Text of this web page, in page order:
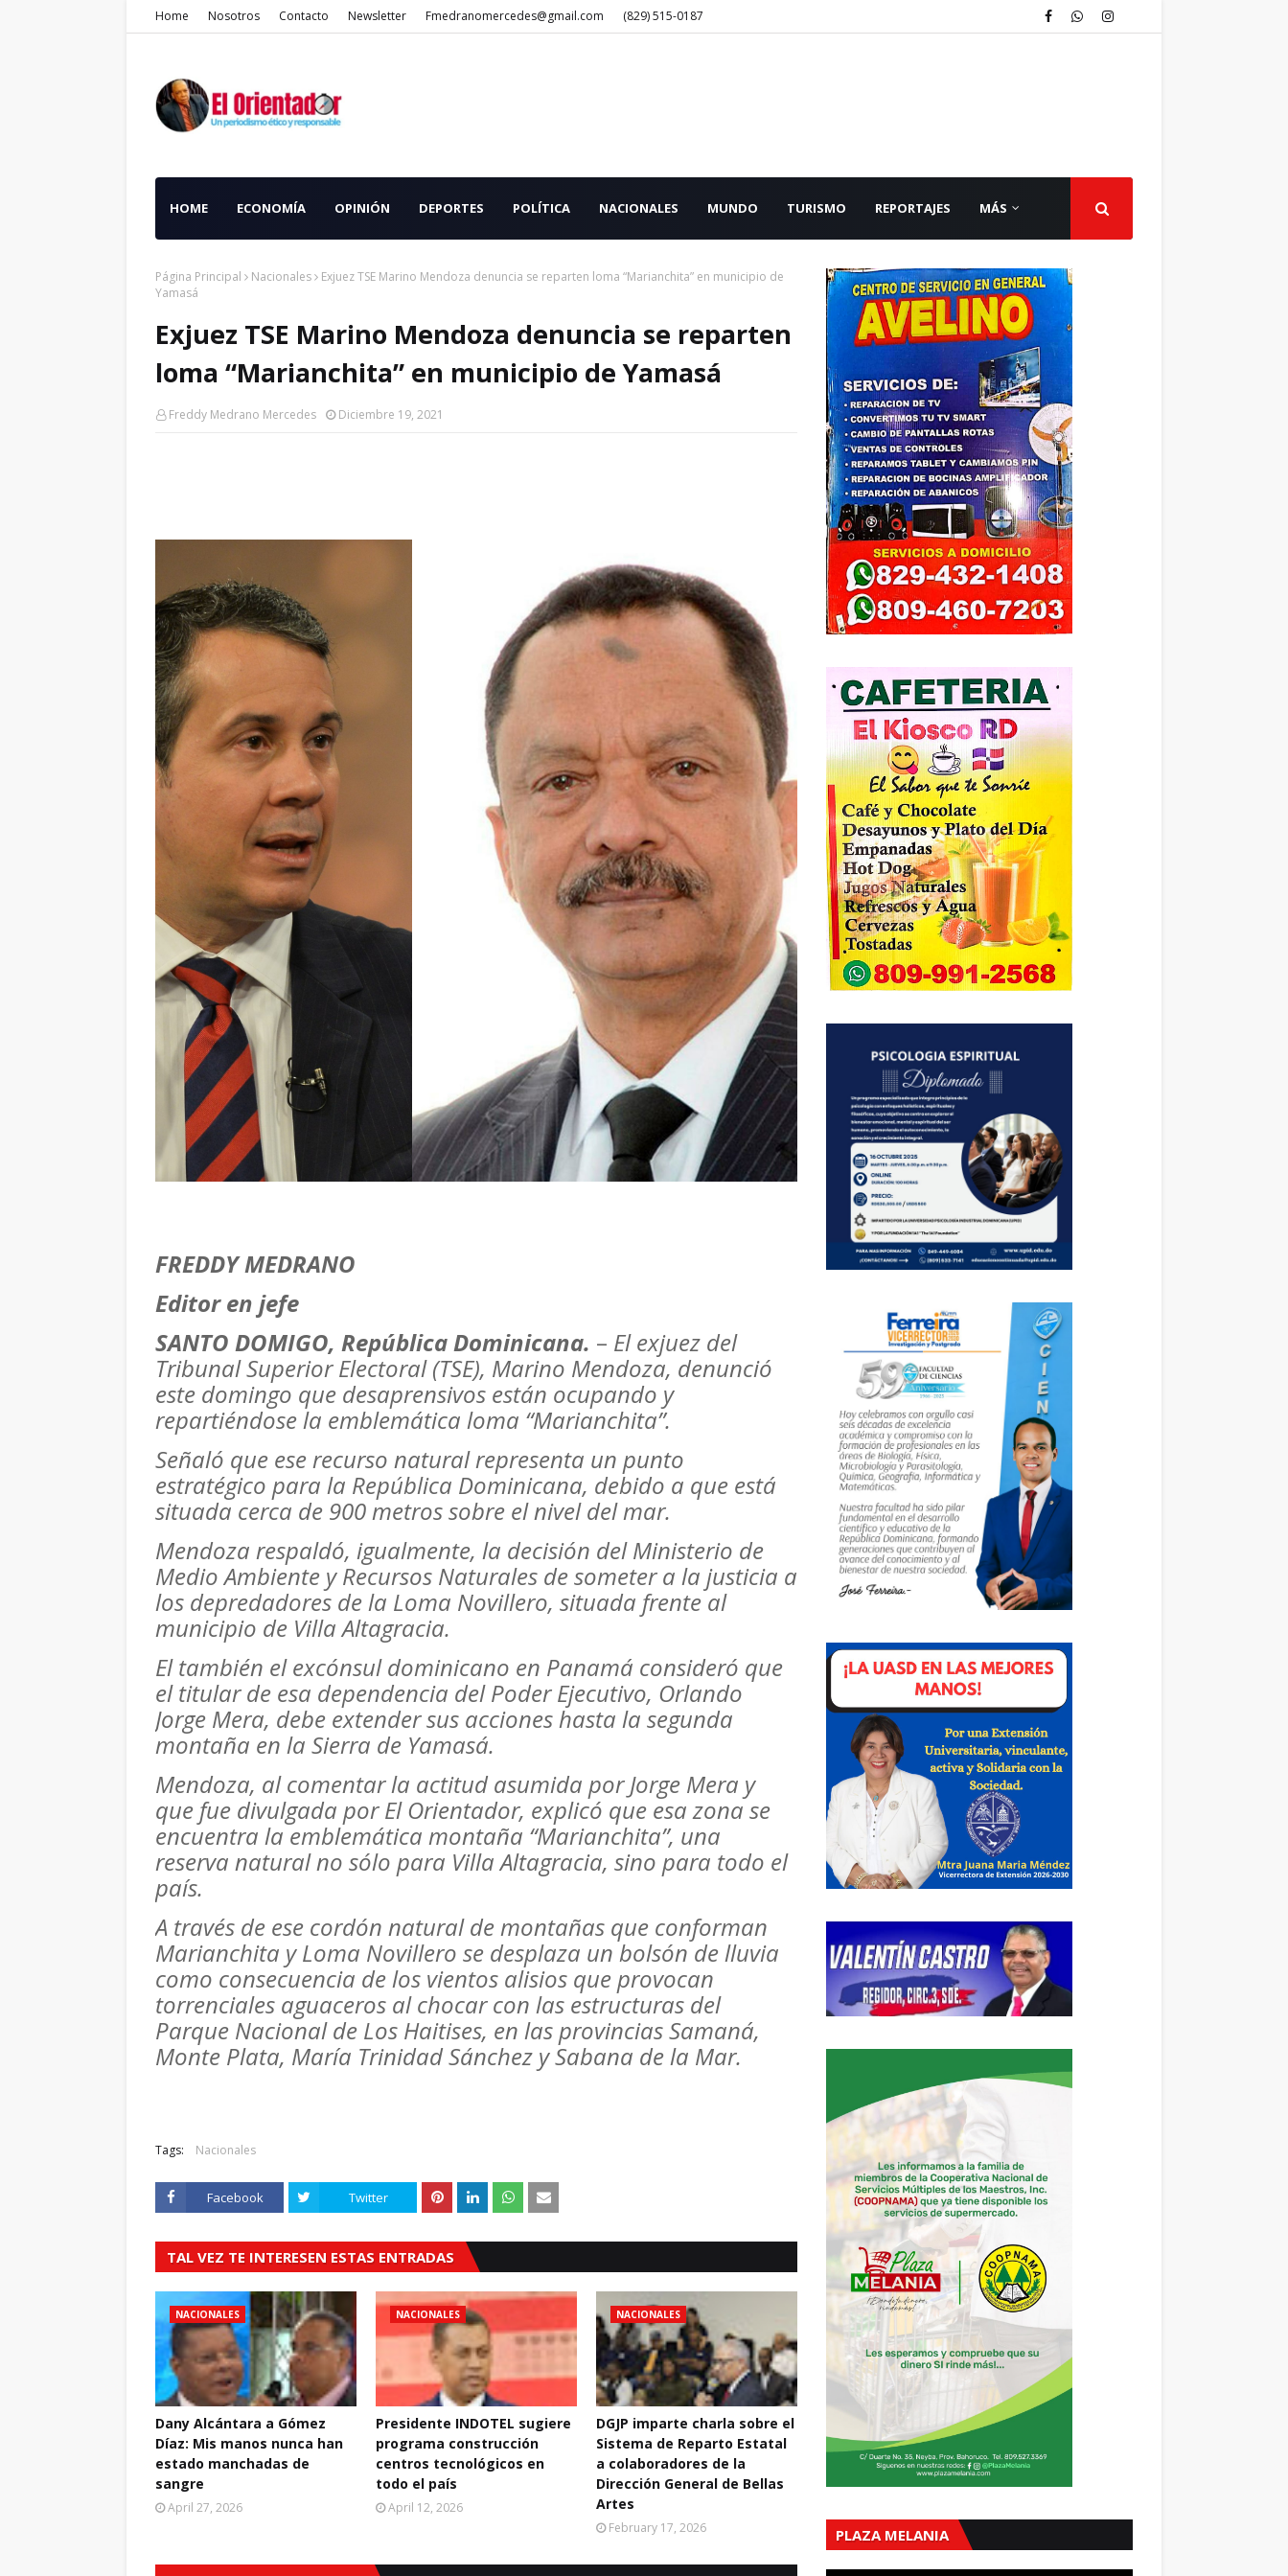
Home Nosotros Contacto Newsletter Fmedranomercedes@gmail.com (829) 515-0187
HOME ECONOMÍA OPINIÓN DEPORTES POLÍTICA NACIONALES MUNDO TURISMO REPORTAJES MÁS
Página Principal Nacionales
Exjuez TSE Marino Mendoza denuncia se reparten loma “Marianchita” en municipio de
Yamasá
Exjuez TSE Marino Mendoza denuncia se reparten
loma “Marianchita” en municipio de Yamasá
Freddy Medrano Mercedes Diciembre 19, 2021
FREDDY MEDRANO
Editor en jefe
SANTO DOMIGO, República Dominicana. – El exjuez del
Tribunal Superior Electoral (TSE), Marino Mendoza, denunció
este domingo que desaprensivos están ocupando y
repartiéndose la emblemática loma “Marianchita”.
Señaló que ese recurso natural representa un punto
estratégico para la República Dominicana, debido a que está
situada cerca de 900 metros sobre el nivel del mar.
Mendoza respaldó, igualmente, la decisión del Ministerio de
Medio Ambiente y Recursos Naturales de someter a la justicia a
los depredadores de la Loma Novillero, situada frente al
municipio de Villa Altagracia.
El también el excónsul dominicano en Panamá consideró que
el titular de esa dependencia del Poder Ejecutivo, Orlando
Jorge Mera, debe extender sus acciones hasta la segunda
montaña en la Sierra de Yamasá.
Mendoza, al comentar la actitud asumida por Jorge Mera y
que fue divulgada por El Orientador, explicó que esa zona se
encuentra la emblemática montaña “Marianchita”, una
reserva natural no sólo para Villa Altagracia, sino para todo el
país.
A través de ese cordón natural de montañas que conforman
Marianchita y Loma Novillero se desplaza un bolsón de lluvia
como consecuencia de los vientos alisios que provocan
torrenciales aguaceros al chocar con las estructuras del
Parque Nacional de Los Haitises, en las provincias Samaná,
Monte Plata, María Trinidad Sánchez y Sabana de la Mar.
Tags: Nacionales
Facebook Twitter
TAL VEZ TE INTERESEN ESTAS ENTRADAS
NACIONALES
Dany Alcántara a Gómez
Díaz: Mis manos nunca han
estado manchadas de
sangre
April 27, 2026
NACIONALES
Presidente INDOTEL sugiere
programa construcción
centros tecnológicos en
todo el país
April 12, 2026
NACIONALES
DGJP imparte charla sobre el
Sistema de Reparto Estatal
a colaboradores de la
Dirección General de Bellas
Artes
February 17, 2026 PLAZA MELANIA